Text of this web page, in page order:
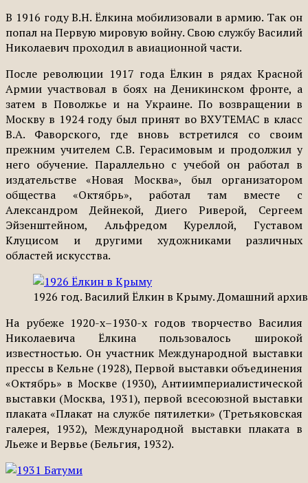
В 1916 году В.Н. Ёлкина мобилизовали в армию. Так он
попал на Первую мировую войну. Свою службу Василий
Николаевич проходил в авиационной части.
После революции 1917 года Ёлкин в рядах Красной
Армии участвовал в боях на Деникинском фронте, а
затем в Поволжье и на Украине. По возвращении в
Москву в 1924 году был принят во ВХУТЕМАС в класс
В.А. Фаворского, где вновь встретился со своим
прежним учителем С.В. Герасимовым и продолжил у
него обучение. Параллельно с учебой он работал в
издательстве «Новая Москва», был организатором
общества «Октябрь», работал там вместе с
Александром Дейнекой, Диего Риверой, Сергеем
Эйзенштейном, Альфредом Куреллой, Густавом
Клуцисом и другими художниками различных
областей искусства.
1926 год. Василий Ёлкин в Крыму. Домашний
На рубеже 1920-х–1930-х годов творчество Василия
Николаевича Ёлкина пользовалось широкой
известностью. Он участник Международной выставки
прессы в Кельне (1928), Первой выставки объединения
«Октябрь» в Москве (1930), Антиимпериалистической
выставки (Москва, 1931), первой всесоюзной выставки
плаката «Плакат на службе пятилетки» (Третьяковская
галерея, 1932), Международной выставки плаката в
Льеже и Вервье (Бельгия, 1932).